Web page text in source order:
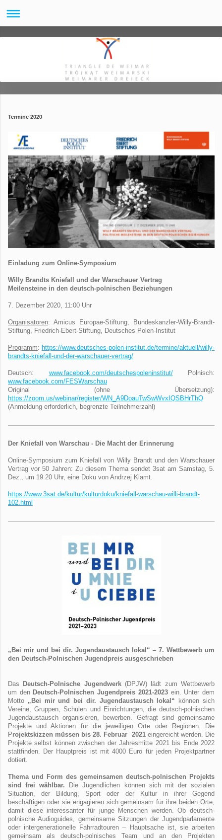
Termine 2020
Einladung zum Online-Symposium
Willy Brandts Kniefall und der Warschauer Vertrag
Meilensteine in den deutsch-polnischen Beziehungen
7. Dezember 2020, 11:00 Uhr
Organisatoren: Amicus Europae-Stiftung, Bundeskanzler-Willy-Brandt-
Stiftung, Friedrich-Ebert-Stiftung, Deutsches Polen-Institut
Programm: https://www.deutsches-polen-institut.de/termine/aktuell/willy-
brandts-kniefall-und-der-warschauer-vertrag/
Deutsch: www.facebook.com/deutschespoleninstitut/Polnisch:
www.facebook.com/FESWarschau
Original (ohne Übersetzung):
https://zoom.us/webinar/register/WN_A9DoauTwSwWvxIQSBHrThQ
(Anmeldung erforderlich, begrenzte Teilnehmerzahl)
Der Kniefall von Warschau - Die Macht der Erinnerung
Online-Symposium zum Kniefall von Willy Brandt und den Warschauer
Vertrag vor 50 Jahren: Zu diesem Thema sendet 3sat am Samstag, 5.
Dez., um 19.20 Uhr, eine Doku von Andrzej Klamt.
https://www.3sat.de/kultur/kulturdoku/kniefall-warschau-willi-brandt-
102.html
„Bei mir und bei dir. Jugendaustausch lokal“ – 7. Wettbewerb um
den Deutsch-Polnischen Jugendpreis ausgeschrieben
Das Deutsch-Polnische Jugendwerk(DPJW) lädt zum Wettbewerb
um den Deutsch-Polnischen Jugendpreis 2021-2023ein. Unter dem
Motto „Bei mir und bei dir. Jugendaustausch lokal“
können sich
Vereine, Gruppen, Schulen und Einrichtungen, die deutsch-polnischen
Jugendaustausch organisieren, bewerben. Gefragt sind gemeinsame
Projekte und Aktionen für die jeweiligen Orte oder Regionen. Die
Projektskizzen müssen bis 28. Februar 2021eingereicht werden. Die
Projekte selbst können zwischen der Jahresmitte 2021 bis Ende 2022
stattfinden. Der Hauptpreis ist mit 4000 Euro für jeden Projektpartner
dotiert.
Thema und Form des gemeinsamen deutsch-polnischen Projekts
sind frei wählbar. Die Jugendlichen können sich mit der sozialen
Situation, der Bildung, Sport oder der Kultur in ihrer Gegend
beschäftigen oder sie engagieren sich gemeinsam für ihre beiden Orte,
damit diese interessanter für junge Menschen werden. Ob deutsch-
polnische Audioguides, gemeinsame Sitzungen der Jugendparlamente
oder intergenerationelle Fahrradtouren – Hauptsache ist, sie arbeiten
gemeinsam als deutsch-polnisches Team und an den Projekten